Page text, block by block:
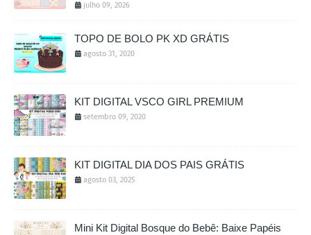
julho 09, 2026
TOPO DE BOLO PK XD GRÁTIS
agosto 31, 2020
KIT DIGITAL VSCO GIRL PREMIUM
setembro 09, 2020
KIT DIGITAL DIA DOS PAIS GRÁTIS
agosto 03, 2025
Mini Kit Digital Bosque do Bebê: Baixe Papéis